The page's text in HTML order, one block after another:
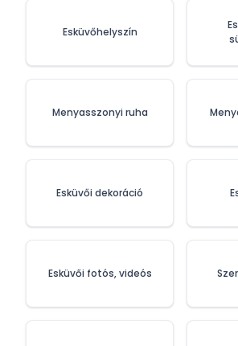
Esküvőhelyszín
Menyasszonyi ruha
Esküvői dekoráció
Esküvői fotós, videós